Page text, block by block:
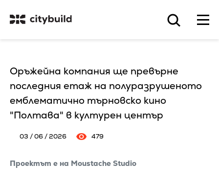
Оръжейна компания ще превърне
последния етаж на полуразрушеното
емблематично търновско кино
"Полтава" в културен център
03 / 06 / 2026 479
Проектът е на Moustache Studio